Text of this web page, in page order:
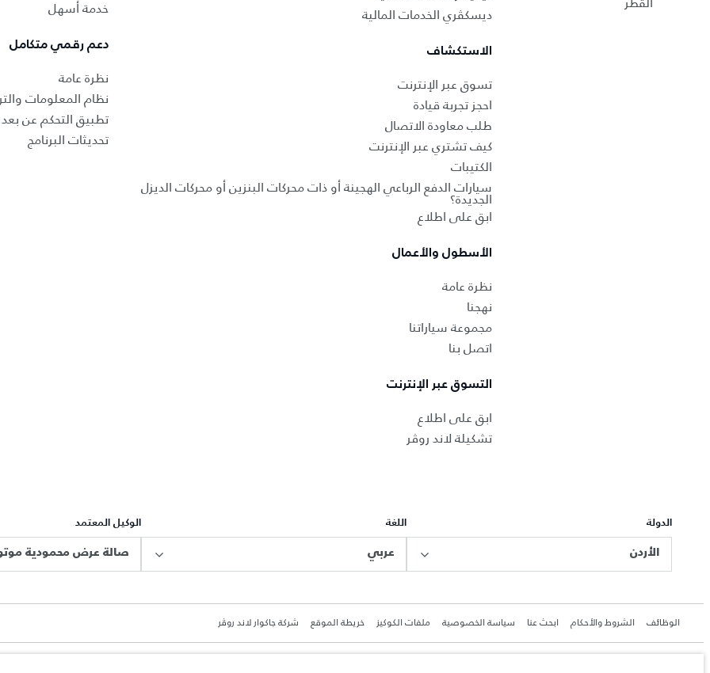
ديسكڤري الخدمات المالية
الاستكشاف
تسوق عبر الإنترنت
احجز تجربة قيادة
طلب معاودة الاتصال
كيف تشتري عبر الإنترنت
الكتيبات
سيارات الدفع الرباعي الهجينة أو ذات محركات البنزين أو محركات الديزل
الجديدة؟
ابق على اطلاع
الأسطول والأعمال
نظرة عامة
نهجنا
مجموعة سياراتنا
اتصل بنا
التسوق عبر الإنترنت
ابق على اطلاع
تشكيلة لاند روڤر
خدمة أسهل
دعم رقمي متكامل
نظرة عامة
نظام المعلومات
تطبيق التحكم عن بعد
تحديثات البرنامج
الدولة
الأردن
اللغة
عربي
الوكيل المعتمد
صالة عرض محمودية
الوظائف الشروط والأحكام ابحث عنا سياسة الخصوصية ملفات الكوكيز خريطة الموقع شركة جاكوار لاند روڤر